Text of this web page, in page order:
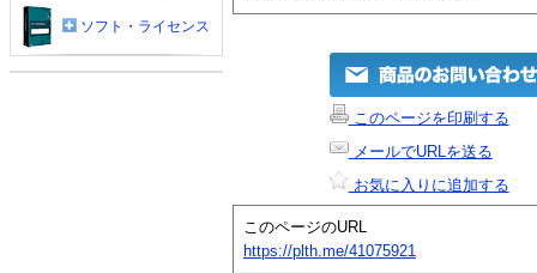
このページを印刷する
メールでURLを送る
お気に入りに追加する
このページのURL
https://plth.me/41075921
ソフト・ライセンス